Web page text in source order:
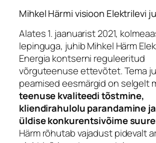
Mihkel Härmi visioon Elektrilevi
Alates 1. jaanuarist 2021,
lepinguga, juhib Mihkel Härm
Energia kontserni reguleeritud
võrguteenuse ettevõtet. Tema
peamised eesmärgid on selgelt
teenuse kvaliteedi tõstmine,
kliendirahulolu parandamine
üldise konkurentsivõime
Härm rõhutab vajadust pidevalt